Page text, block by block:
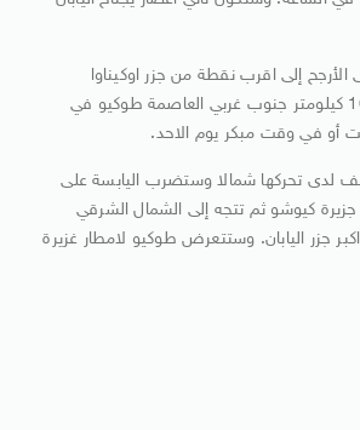
إلى اقرب نقطة من جزر اوكيناوا
الواقعة على بعد 1600 كيلومتر جنوب غربي العاصمة طوكيو في
أو في وقت مبكر يوم الاحد.
لدى تحركها شمالا وستضرب اليابسة على
جزيرة كيوشو ثم تتجه إلى الشمال الشرقي
جزر اليابان. وستتعرض طوكيو لامطار غزيرة